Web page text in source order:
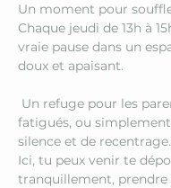
Un moment pour
Chaque jeudi de 13h à
vraie pause dans un
doux et apaisant.
fatigués, ou
silence et de recentrage.
Ici, tu peux venir te
tranquillement, prendre